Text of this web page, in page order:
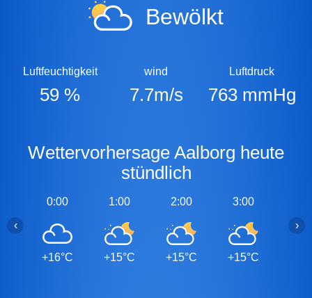
Bewölkt
Luftfeuchtigkeit
59 %
wind
7.7m/s
Luftdruck
763 mmHg
Wettervorhersage Aalborg heute
stündlich
0:00
+16°C
1:00
+15°C
2:00
+15°C
3:00
+15°C
‹ ›